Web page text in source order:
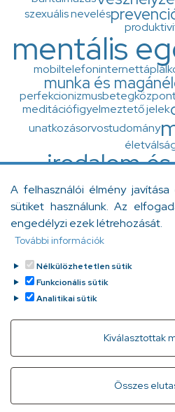
A felhasználói élmény
sütiket használunk. Az
engedélyzi ezek létrehozását.
További információk
Nélkülözhetetlen sütik
Funkcionális sütik
Analitikai sütik
Kiválasztottak
Összes
Withdraw consent
szexuális nevelés
mentális
mobiltelefoninternet
munka és
perfekcionizmus
meditációfigyelmeztető jelek
unatkozásorvostudomány
irodalom
zajingázásDiogenész-
flash-backY generáció
A Grace klinikafelgyorsult
várandósság
születésház
Gyorslinkek
Adatvédelem